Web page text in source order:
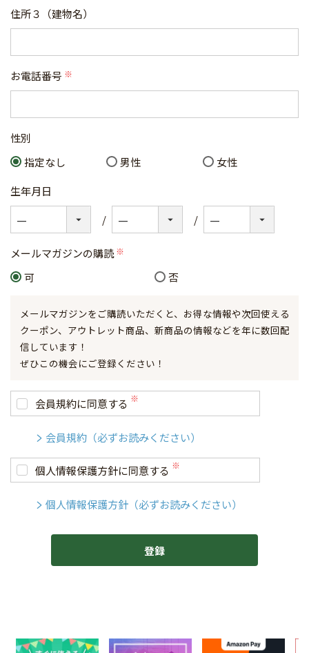
住所３（建物名）
お電話番号
(必
性別
指定なし
男性 女性
生年月日
メールマガジンの購読
可 否
メールマガジンをご購読いただくと、お得な情報や次回使える
クーポン、アウトレット商品、新商品の情報などを年に数回配
信しています！
ぜひこの機会にご登録ください！
会員規約に同意する
会員規約（必ずお読みください）
個人情報保護方針に同意する
個人情報保護方針（必ずお読みください）
登録